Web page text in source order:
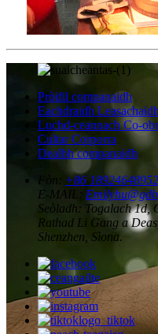
Pròifil companaidh
Eachdraidh Leasachaidh
Luchd-ceannach Co-
Cultar Corporra
Dealbh companaidh
Fòn:
+86 18924648952
E-MAIL:
Seòladh: Togalach 1d,
Rathad Li Gang a
Shenzhen, Sìona.